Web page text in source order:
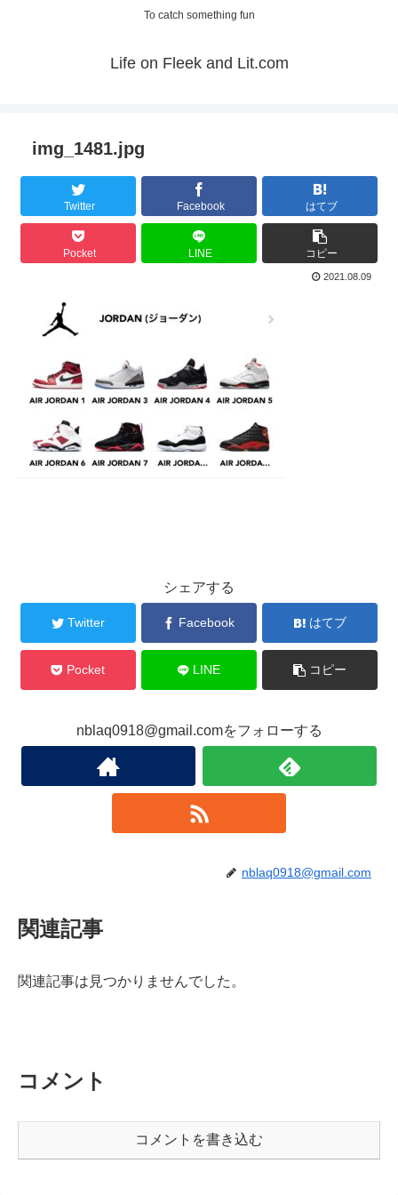
To catch something fun
Life on Fleek and Lit.com
img_1481.jpg
Twitter Facebook はてブ
Pocket LINE コピー
2021.08.09
シェアする
Twitter Facebook はてブ
Pocket LINE コピー
nblaq0918@gmail.comをフォローする
nblaq0918@gmail.com
関連記事
関連記事は見つかりませんでした。
コメント
コメントを書き込む